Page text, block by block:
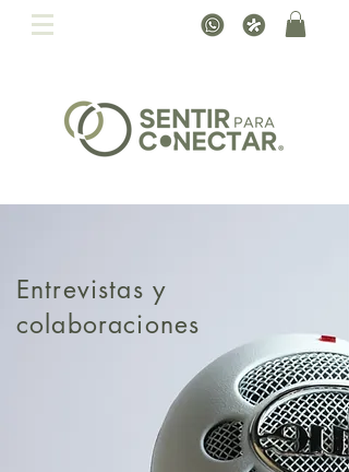
Entrevistas y
colaboraciones